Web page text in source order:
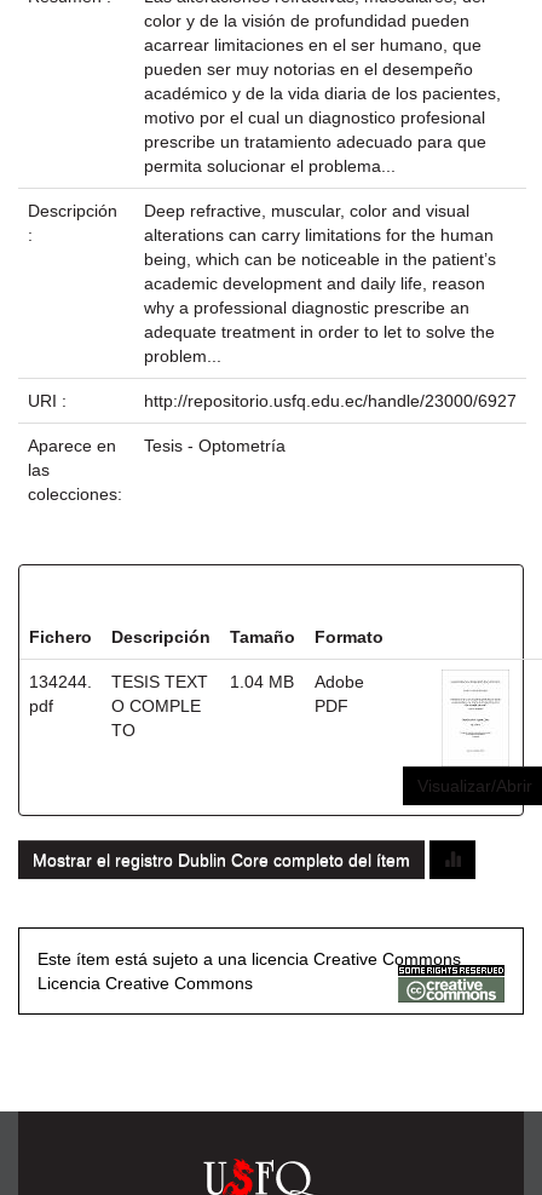
color y de la visión de profundidad pueden
acarrear limitaciones en el ser humano, que
pueden ser muy notorias en el desempeño
académico y de la vida diaria de los pacientes,
motivo por el cual un diagnostico profesional
prescribe un tratamiento adecuado para que
permita solucionar el problema...
Descripción
:
Deep refractive, muscular, color and visual
alterations can carry limitations for the human
being, which can be noticeable in the patient’s
academic development and daily life, reason
why a professional diagnostic prescribe an
adequate treatment in order to let to solve the
problem...
URI : http://repositorio.usfq.edu.ec/handle/23000/6927
Aparece en
las
colecciones:
Tesis - Optometría
Fichero Descripción Tamaño Formato
134244.
pdf
TESIS TEXT
O COMPLE
TO
1.04 MB
Adobe
PDF
Visualizar/Abrir
Mostrar el registro Dublin Core completo del ítem
Este ítem está sujeto a una licencia Creative Commons
Licencia Creative Commons